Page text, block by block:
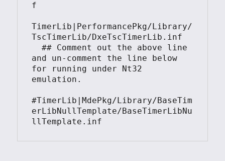
f
TimerLib|PerformancePkg/Library/
TscTimerLib/DxeTscTimerLib.inf
  ## Comment out the above line
and un-comment the line below
for running under Nt32
emulation.
#TimerLib|MdePkg/Library/BaseTim
erLibNullTemplate/BaseTimerLibNu
llTemplate.inf